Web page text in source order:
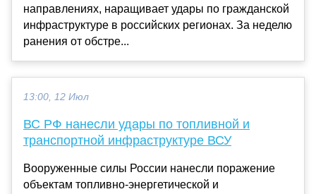
направлениях, наращивает удары по гражданской
инфраструктуре в российских регионах. За неделю
ранения от обстре...
13:00, 12 Июл
ВС РФ нанесли удары по топливной и
транспортной инфраструктуре ВСУ
Вооруженные силы России нанесли поражение
объектам топливно-энергетической и